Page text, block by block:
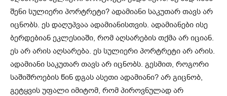
შენი სულიერი პორტრეტი? ადამიანი საკუთარ თავს არ
იცნობს. ეს დაღუპვაა ადამიანისთვის. ადამიანები ისე
ბერდებიან ეკლესიაში, რომ აღსარების თქმა არ იციან.
ეს არ არის აღსარება. ეს სულიერი პორტრეტი არ არის.
ადამიანი საკუთარ თავს არ იცნობს. გესმით, როგორი
საშიშროების წინ დგას ასეთი ადამიანი? არ გიცნობ,
გეტყვის უფალი იმიტომ, რომ პიროვნულად არ